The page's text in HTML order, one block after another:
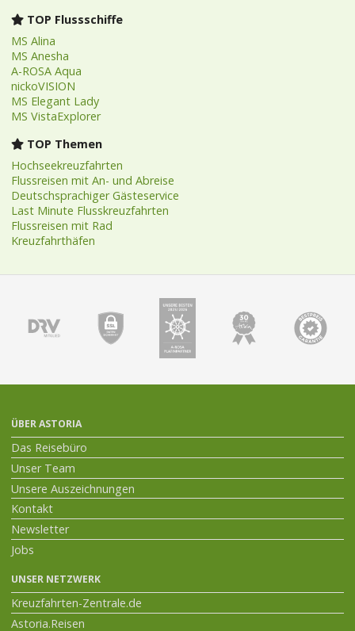
TOP Flussschiffe
MS Alina
MS Anesha
A-ROSA Aqua
nickoVISION
MS Elegant Lady
MS VistaExplorer
TOP Themen
Hochseekreuzfahrten
Flussreisen mit An- und Abreise
Deutschsprachiger Gästeservice
Last Minute Flusskreuzfahrten
Flussreisen mit Rad
Kreuzfahrthäfen
ÜBER ASTORIA
Das Reisebüro
Unser Team
Unsere Auszeichnungen
Kontakt
Newsletter
Jobs
UNSER NETZWERK
Kreuzfahrten-Zentrale.de
Astoria.Reisen